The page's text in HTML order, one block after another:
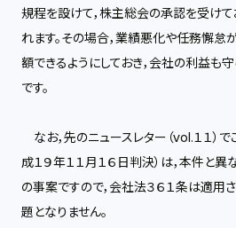
規程を設けて，株主総会の承認を受けて
れます。その場合，業績悪化や任務懈怠
額できるようにしておき，会社の利益も
です。
なお，先のニュースレター（vol.１１）
成１９年１１月１６日判決）は，本件と
の事案ですので，会社法３６１条は適用
題となりません。